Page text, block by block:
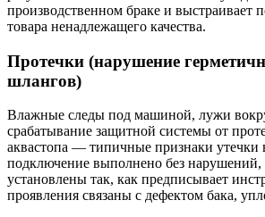
производственном браке и выстраивает
товара ненадлежащего качества.
Протечки (нарушение
шлангов)
Влажные следы под машиной, лужи
срабатывание защитной системы от
аквастопа — типичные признаки утечки
подключение выполнено без
установлены так, как предписывает
проявления связаны с дефектом бака,